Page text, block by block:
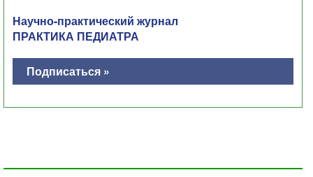
Научно-практический журнал
ПРАКТИКА ПЕДИАТРА
Подписаться »